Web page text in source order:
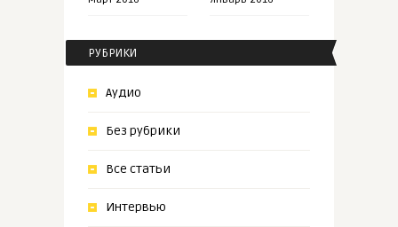
РУБРИКИ
Аудио
Без рубрики
Все статьи
Интервью